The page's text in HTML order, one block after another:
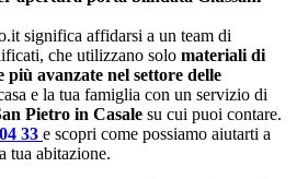
significa affidarsi a un team di
che utilizzano solo materiali di
più avanzate nel settore delle
e la tua famiglia con un servizio di
Pietro in Casale su cui puoi contare.
33 e scopri come possiamo aiutarti a
tua abitazione.